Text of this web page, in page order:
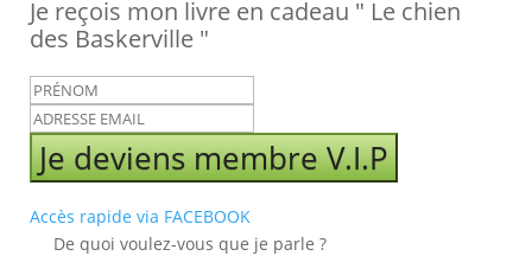
Je reçois mon livre en cadeau " Le chien
des Baskerville "
Je deviens membre V.I.P
Accès rapide via FACEBOOK
De quoi voulez-vous que je parle ?